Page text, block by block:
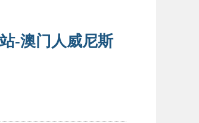
-澳门人威尼斯